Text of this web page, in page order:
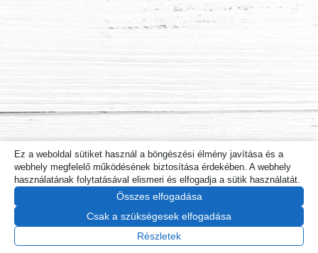
Ez a weboldal sütiket használ a böngészési élmény javítása és a
webhely megfelelő működésének biztosítása érdekében. A webhely
használatának folytatásával elismeri és elfogadja a sütik használatát.
Összes elfogadása
Csak a szükségesek elfogadása
Részletek